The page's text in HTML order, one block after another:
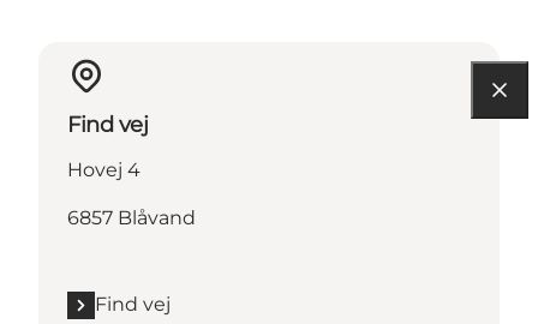
Find vej
Hovej 4
6857 Blåvand
Find vej